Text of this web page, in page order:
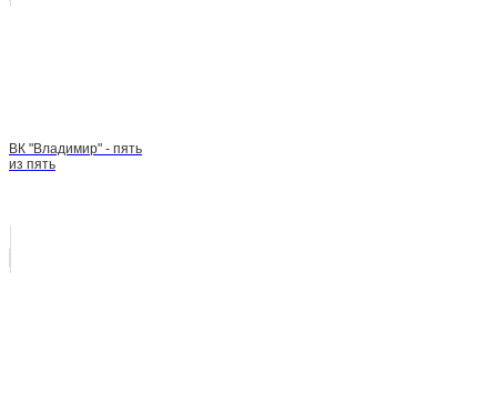
ВК "Владимир" - пять
из пять